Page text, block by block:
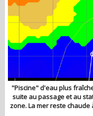
"Piscine" d'eau plus
suite au passage et au
zone. La mer reste